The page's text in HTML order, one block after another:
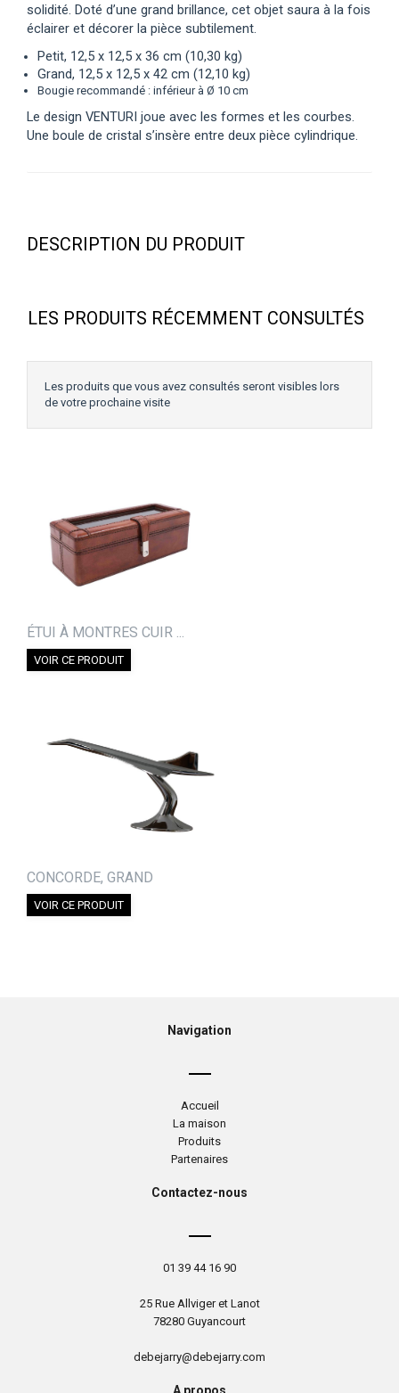
solidité. Doté d’une grand brillance, cet objet saura à la fois
éclairer et décorer la pièce subtilement.
Petit, 12,5 x 12,5 x 36 cm (10,30 kg)
Grand, 12,5 x 12,5 x 42 cm (12,10 kg)
Bougie recommandé : inférieur à Ø 10 cm
Le design VENTURI joue avec les formes et les courbes.
Une boule de cristal s’insère entre deux pièce cylindrique.
DESCRIPTION DU PRODUIT
LES PRODUITS RÉCEMMENT CONSULTÉS
Les produits que vous avez consultés seront visibles lors
de votre prochaine visite
ÉTUI À MONTRES CUIR ...
VOIR CE PRODUIT
CONCORDE, GRAND
VOIR CE PRODUIT
Navigation
Accueil
La maison
Produits
Partenaires
Contactez-nous
01 39 44 16 90
25 Rue Allviger et Lanot
78280 Guyancourt
debejarry@debejarry.com
A propos